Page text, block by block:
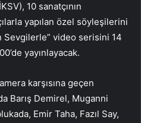
10 sanatçının
yapılan özel söyleşilerini
Sevgilerle” video serisini 14
yayınlayacak.
karşısına geçen
Barış Demirel, Muganni
Emir Taha, Fazıl Say,